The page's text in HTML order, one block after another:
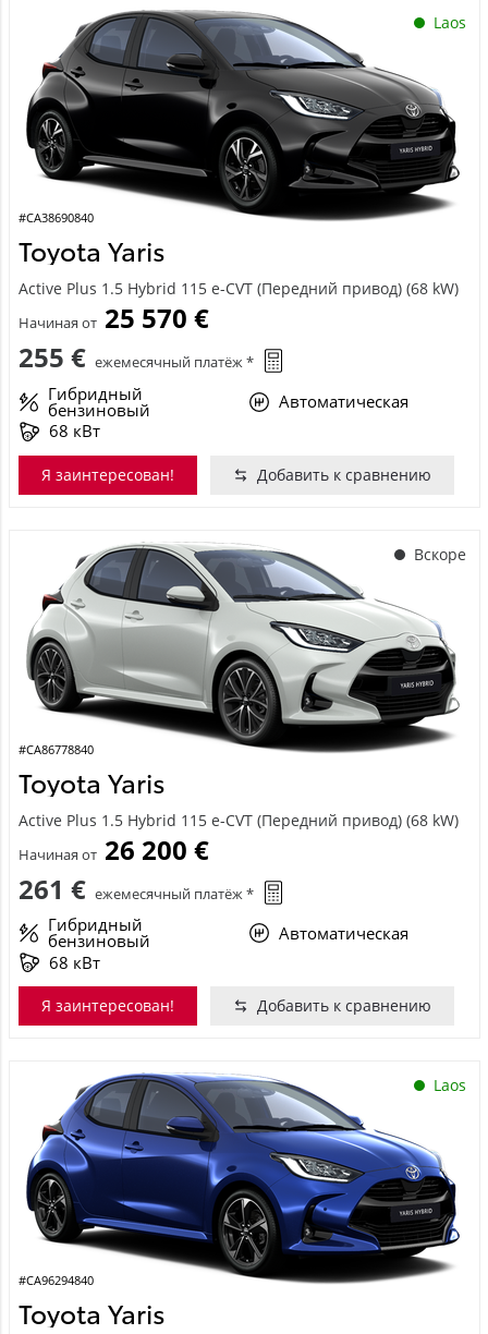
Laos
#CA38690840
Toyota Yaris
Active Plus 1.5 Hybrid 115 e-CVT (Передний привод) (68 kW)
Начиная от 25 570 €
255 € ежемесячный платёж *
Гибридный
бензиновый
Автоматическая
68 кВт
Я заинтересован! Добавить к сравнению
Вскоре
#CA86778840
Toyota Yaris
Active Plus 1.5 Hybrid 115 e-CVT (Передний привод) (68 kW)
Начиная от 26 200 €
261 € ежемесячный платёж *
Гибридный
бензиновый
Автоматическая
68 кВт
Я заинтересован! Добавить к сравнению
Laos
#CA96294840
Toyota Yaris